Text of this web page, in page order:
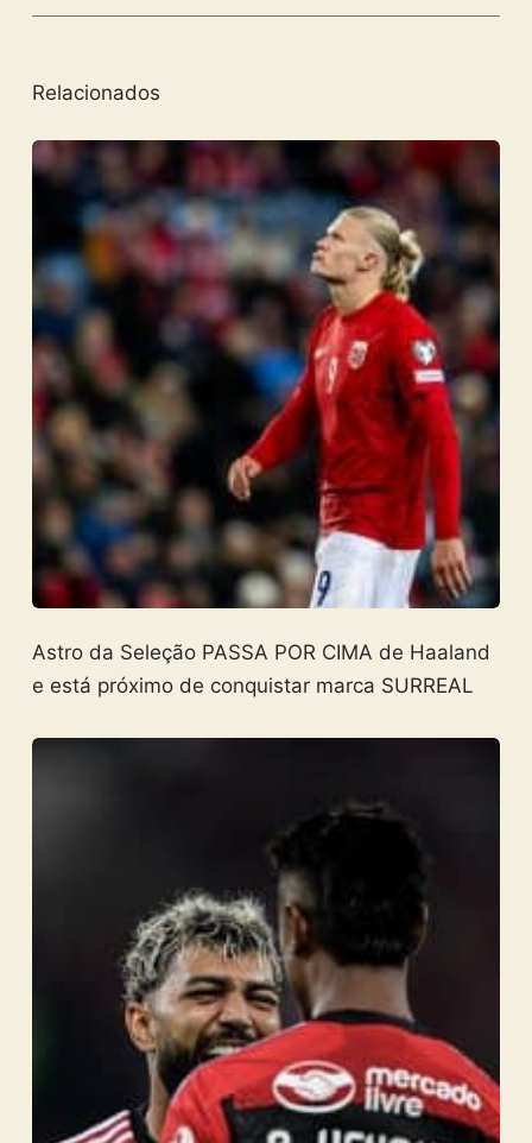
Relacionados
Astro da Seleção PASSA POR CIMA de Haaland
e está próximo de conquistar marca SURREAL